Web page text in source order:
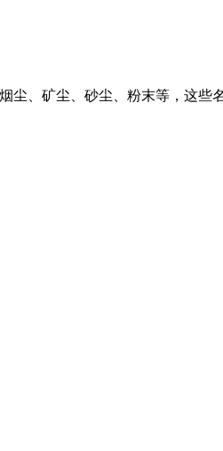
、矿尘、砂尘、粉末等，这